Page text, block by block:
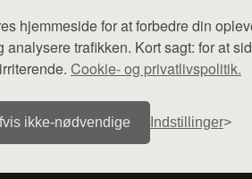
hjemmeside for at forbedre din
analysere trafikken. Kort sagt: for at
Cookie- og privatlivspolitik.
ikke‑nødvendige Indstillinger
ikke varer fra denne side - vi